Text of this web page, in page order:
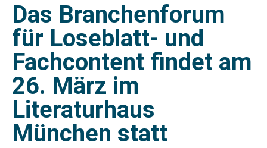
Das Branchenforum
für Loseblatt- und
Fachcontent findet am
26. März im
Literaturhaus
München statt